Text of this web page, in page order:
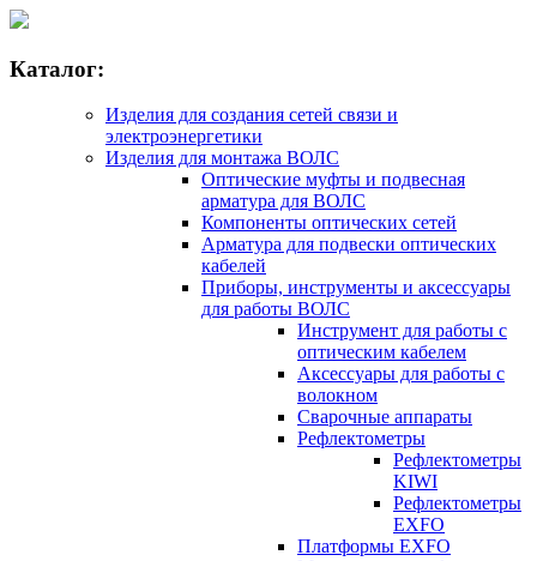
Каталог:
Изделия для создания сетей связи и
электроэнергетики
Изделия для монтажа ВОЛС
Оптические муфты и подвесная
арматура для ВОЛС
Компоненты оптических сетей
Арматура для подвески оптических
кабелей
Приборы, инструменты и аксессуары
для работы ВОЛС
Инструмент для работы с
оптическим кабелем
Аксессуары для работы с
волокном
Сварочные аппараты
Рефлектометры
Рефлектометры
KIWI
Рефлектометры
EXFO
Платформы EXFO